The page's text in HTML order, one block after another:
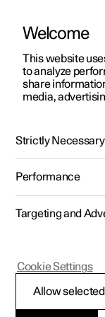
Polestar 2
Polestar 3
Polestar 4
Pre-
Shop
Meer
Testrit
Testrit
Polestar 4
Ontdek
Testrit
Bekijk
Ontdek
Over pre-
Pre-owned
Bekijk
Configureer
Pre-owned
Testrit
Additionals
(Opent in
Experiences
Ontmoet ons
Opladen
Support
Handleiding
Polestar 3
Welcome
This website
to analyze
share
media,
Strictly Necessary
Performance
Targeting and
Allow selected
Cookie Settings